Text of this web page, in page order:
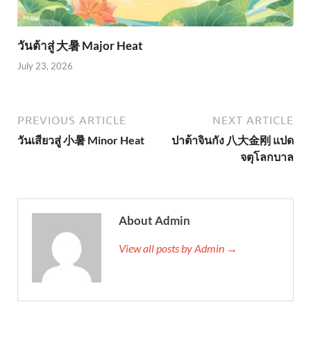
วันต้าสู่ 大暑 Major Heat
July 23, 2026
PREVIOUS ARTICLE
วันเสียวสู่ 小暑 Minor Heat
NEXT ARTICLE
ปาต้าจินกัง 八大金刚 แปด
จตุโลกบาล
About Admin
View all posts by Admin →